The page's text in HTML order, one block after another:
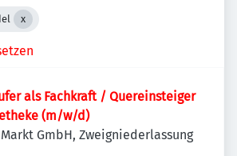
als Fachkraft / Quereinsteiger
(m/w/d)
Markt GmbH, Zweigniederlassung